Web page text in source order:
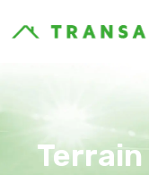
Terrain